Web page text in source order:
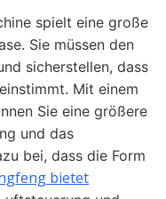
spielt eine große
Sie müssen den
sicherstellen, dass
Mit einem
Sie eine größere
und das
bei, dass die Form
bietet